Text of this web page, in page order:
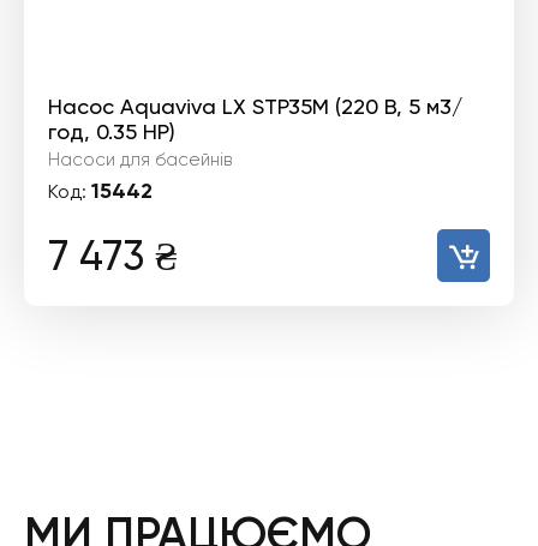
Насос Aquaviva LX STP35M (220 В, 5 м3/
год, 0.35 HP)
Насоси для басейнів
Код: 15442
7 473 ₴
МИ ПРАЦЮЄМО